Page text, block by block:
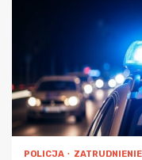
POLICJA ZATRUDNIENIE